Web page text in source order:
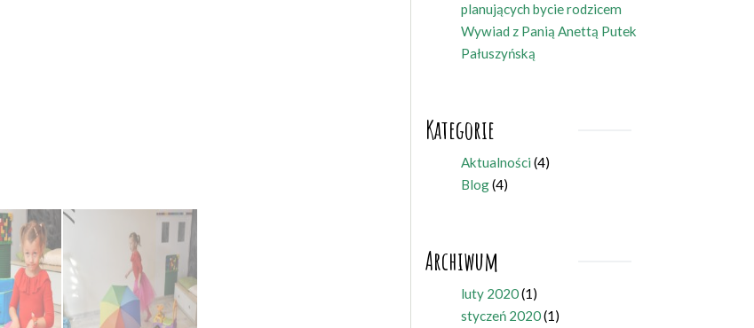
planujących bycie rodzicem
Wywiad z Panią Anettą Putek
Pałuszyńską
Kategorie
Aktualności(4)
Blog(4)
Archiwum
luty 2020(1)
styczeń 2020(1)